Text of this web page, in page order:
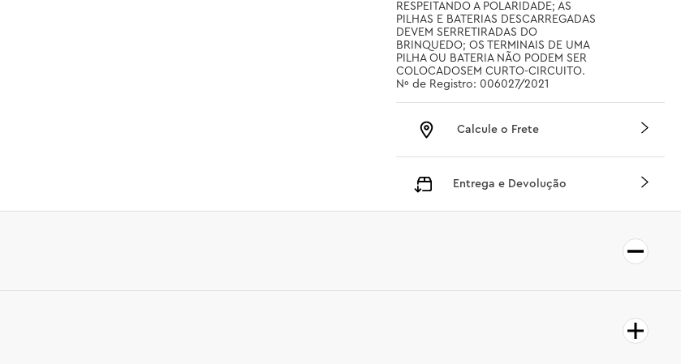
RESPEITANDO A POLARIDADE; AS
PILHAS E BATERIAS DESCARREGADAS
DEVEM SERRETIRADAS DO
BRINQUEDO; OS TERMINAIS DE UMA
PILHA OU BATERIA NÃO PODEM SER
COLOCADOSEM CURTO-CIRCUITO.
Nº de Registro: 006027/2021
Calcule o Frete
Entrega e Devolução